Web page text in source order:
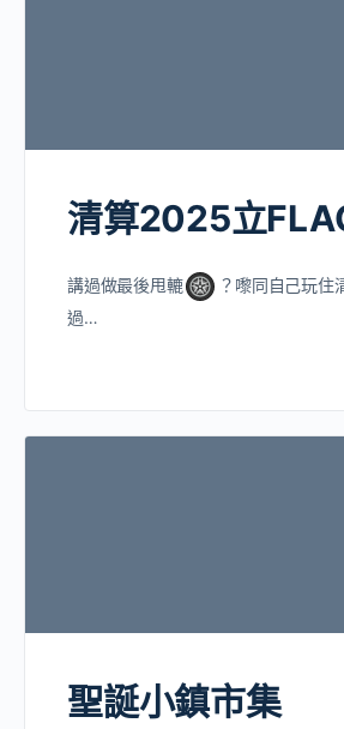
清算2025立
講過做最後甩轆
？嚟同自己玩住
過…
聖誕小鎮市集